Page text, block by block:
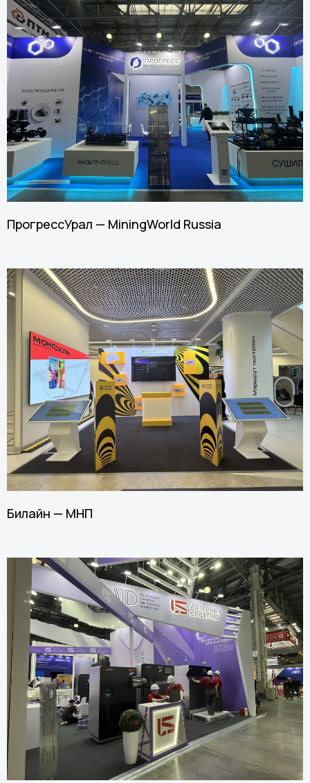
ПрогрессУрал — MiningWorld Russia
Билайн — МНП